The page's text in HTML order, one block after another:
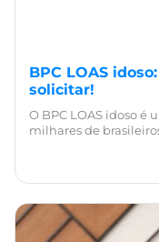
BPC LOAS
solicitar!
O BPC LOAS idoso
milhares de